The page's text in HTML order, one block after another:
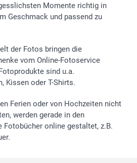
Momente richtig in
Geschmack und passend zu
der Fotos bringen die
vom Online-Fotoservice
sind u.a.
Kissen oder T-Shirts.
Ferien oder von Hochzeiten nicht
werden gerade in den
Fotobücher online gestaltet, z.B.